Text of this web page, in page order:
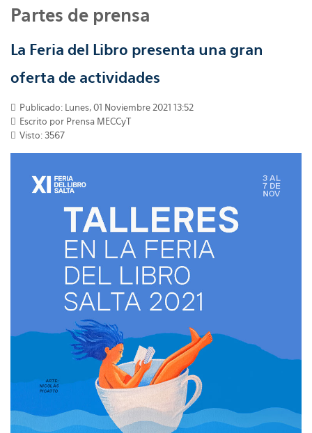
Partes de prensa
La Feria del Libro presenta una gran
oferta de actividades
Publicado: Lunes, 01 Noviembre 2021 13:52
Escrito por Prensa MECCyT
Visto: 3567